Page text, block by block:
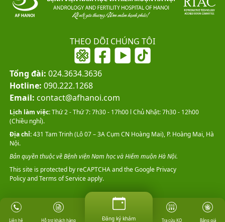
THEO DÕI CHÚNG TÔI
Tổng đài: 024.3634.3636
Hotline: 090.222.1268
Email: contact@afhanoi.com
This site is protected by reCAPTCHA and the GooglePrivacy
PolicyandTerms of Serviceapply.
Lịch làm việc:Thứ 2 - Thứ 7: 7h30 - 17h00 l Chủ Nhật: 7h30 - 12h00
(Chiều nghỉ).
Địa chỉ:431 Tam Trinh (Lô 07 – 3A Cụm CN Hoàng Mai), P. Hoàng Mai, Hà
Nội.
Bản quyền thuộc về Bệnh viện Nam học và Hiếm muộn Hà Nội.
Liên hệ Hỗ trợ khách hàng Đăng ký khám Tra cứu KQ Bảng giá